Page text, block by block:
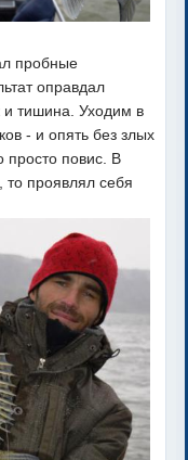
пробные
оправдал
тишина. Уходим в
- и опять без злых
просто повис. В
то проявлял себя